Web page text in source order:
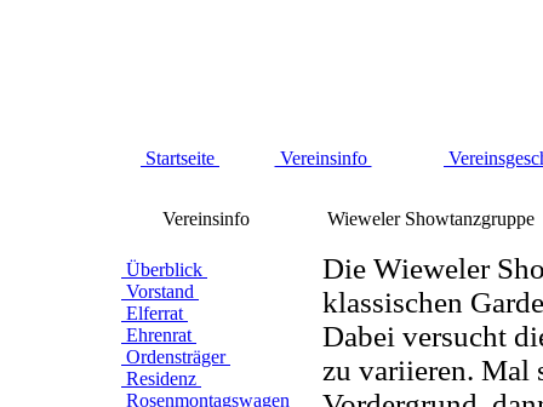
Startseite Vereinsinfo
Vereinsinfo
Überblick
Vorstand
Elferrat
Ehrenrat
Ordensträger
Residenz
Rosenmontagswagen
Wieweler Showtanzgruppe
Die Wieweler
klassischen
Dabei versucht
zu variieren. Mal